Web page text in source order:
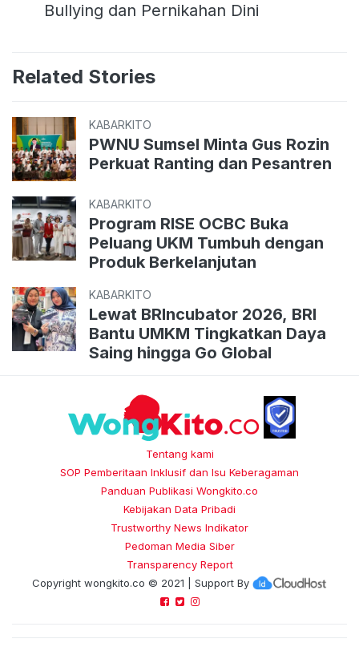
Bullying dan Pernikahan Dini
Related Stories
KABARKITO
PWNU Sumsel Minta Gus Rozin
Perkuat Ranting dan Pesantren
KABARKITO
Program RISE OCBC Buka
Peluang UKM Tumbuh dengan
Produk Berkelanjutan
KABARKITO
Lewat BRIncubator 2026, BRI
Bantu UMKM Tingkatkan Daya
Saing hingga Go Global
Tentang kami
SOP Pemberitaan Inklusif dan Isu Keberagaman
Panduan Publikasi Wongkito.co
Kebijakan Data Pribadi
Trustworthy News Indikator
Pedoman Media Siber
Transparency Report
Copyright wongkito.co © 2021 | Support By